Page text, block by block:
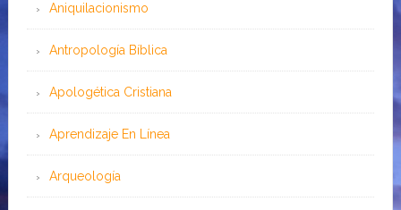
Aniquilacionismo
Antropología Bíblica
Apologética Cristiana
Aprendizaje En Línea
Arqueología